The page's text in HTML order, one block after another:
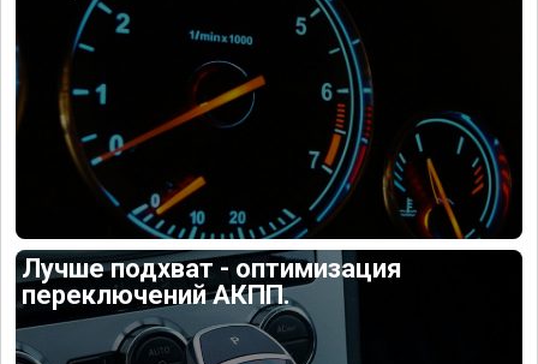
Лучше подхват - оптимизация
переключений АКПП.